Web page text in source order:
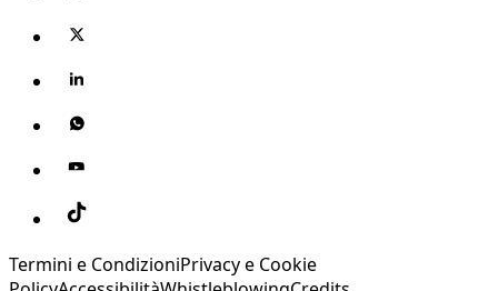
Termini e CondizioniPrivacy e Cookie